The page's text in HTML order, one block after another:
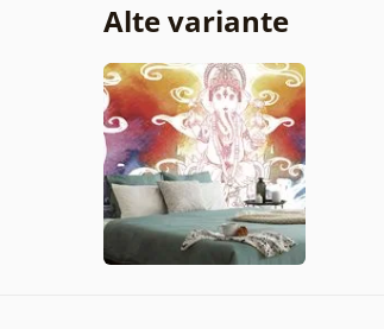
Alte variante